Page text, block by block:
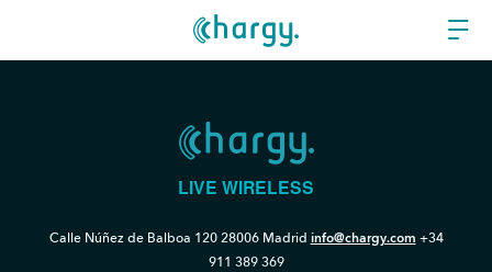
LIVE WIRELESS
Calle Núñez de Balboa 12028006 Madrid info@chargy.com +34
911 389 369